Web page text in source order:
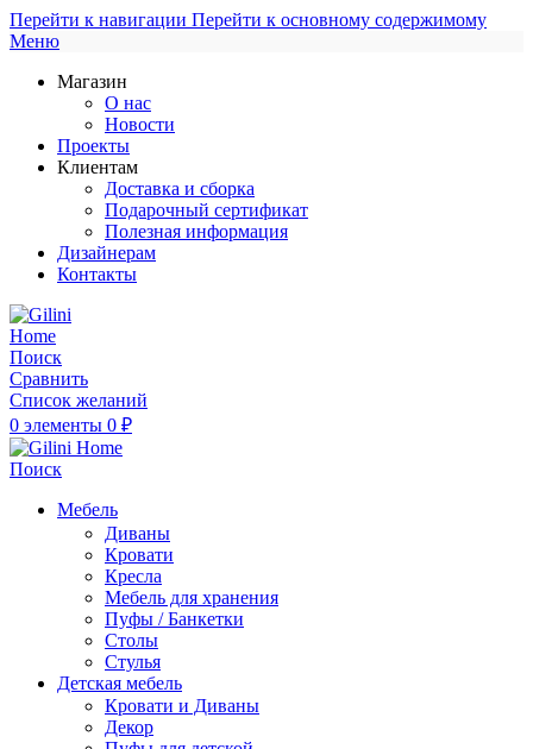
Перейти к навигации Перейти к основному содержимому
Меню
Магазин
О нас
Новости
Проекты
Клиентам
Доставка и сборка
Подарочный сертификат
Полезная информация
Дизайнерам
Контакты
Поиск
Сравнить
Список желаний
0 элементы 0 ₽
Поиск
Мебель
Диваны
Кровати
Кресла
Мебель для хранения
Пуфы / Банкетки
Столы
Стулья
Детская мебель
Кровати и Диваны
Декор